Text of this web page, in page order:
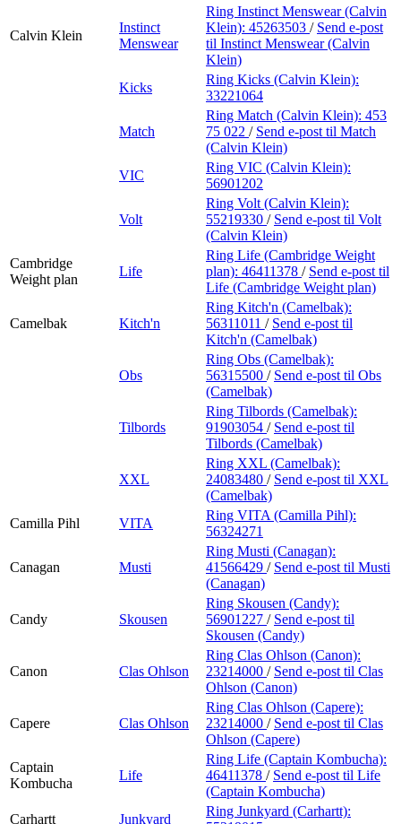
Calvin Klein
Instinct
Menswear
Ring Instinct Menswear (Calvin
Klein): 45263503 / Send e-post
til Instinct Menswear (Calvin
Klein)
Kicks
Ring Kicks (Calvin Klein):
33221064
Match
Ring Match (Calvin Klein): 453
75 022 / Send e-post til Match
(Calvin Klein)
VIC
Ring VIC (Calvin Klein):
56901202
Volt
Ring Volt (Calvin Klein):
55219330 / Send e-post til Volt
(Calvin Klein)
Cambridge
Weight plan
Life
Ring Life (Cambridge Weight
plan): 46411378 / Send e-post til
Life (Cambridge Weight plan)
Camelbak Kitch'n
Ring Kitch'n (Camelbak):
56311011 / Send e-post til
Kitch'n (Camelbak)
Obs
Ring Obs (Camelbak):
56315500 / Send e-post til Obs
(Camelbak)
Tilbords
Ring Tilbords (Camelbak):
91903054 / Send e-post til
Tilbords (Camelbak)
XXL
Ring XXL (Camelbak):
24083480 / Send e-post til XXL
(Camelbak)
Camilla Pihl
VITA
Ring VITA (Camilla Pihl):
56324271
Canagan Musti
Ring Musti (Canagan):
41566429 / Send e-post til Musti
(Canagan)
Candy Skousen
Ring Skousen (Candy):
56901227 / Send e-post til
Skousen (Candy)
Canon Clas Ohlson
Ring Clas Ohlson (Canon):
23214000 / Send e-post til Clas
Ohlson (Canon)
Capere Clas Ohlson
Ring Clas Ohlson (Capere):
23214000 / Send e-post til Clas
Ohlson (Capere)
Captain
Kombucha
Life
Ring Life (Captain Kombucha):
46411378 / Send e-post til Life
(Captain Kombucha)
Carhartt
Junkyard
Ring Junkyard (Carhartt):